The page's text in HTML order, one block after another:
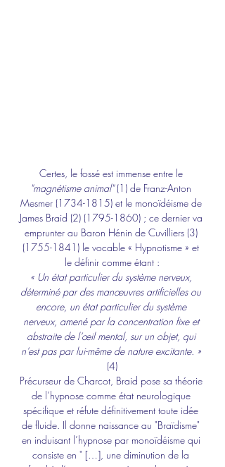
Certes, le fossé est immense entre le
"magnétisme animal" (1) de Franz-Anton
Mesmer (1734-1815) et le monoïdéisme de
James Braid (2) (1795-1860) ; ce dernier va
emprunter au Baron Hénin de Cuvilliers (3)
(1755-1841) le vocable « Hypnotisme » et
le définir comme étant :
« Un état particulier du système nerveux,
déterminé par des manœuvres artificielles ou
encore, un état particulier du système
nerveux, amené par la concentration fixe et
abstraite de l’œil mental, sur un objet, qui
n’est pas par lui-même de nature excitante. »
(4)
Précurseur de Charcot, Braid pose sa théorie
de l’hypnose comme état neurologique
spécifique et réfute définitivement toute idée
de fluide. Il donne naissance au "Braïdisme"
en induisant l’hypnose par monoïdéisme qui
consiste en " […], une diminution de la